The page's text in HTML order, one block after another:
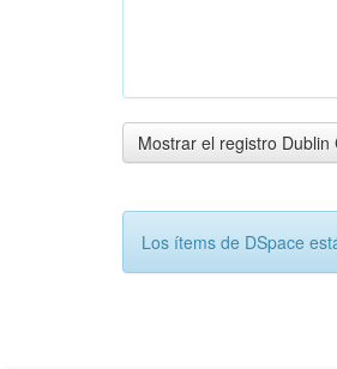
Mostrar el registro
Los ítems de DSpace